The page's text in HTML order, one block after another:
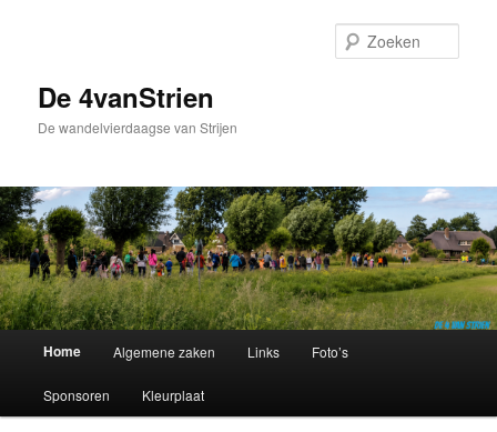
inhoud
inhoudDe 4vanStrien
De wandelvierdaagse van Strijen
HoofdmenuHome Algemene zaken Links Foto’s
Sponsoren Kleurplaat